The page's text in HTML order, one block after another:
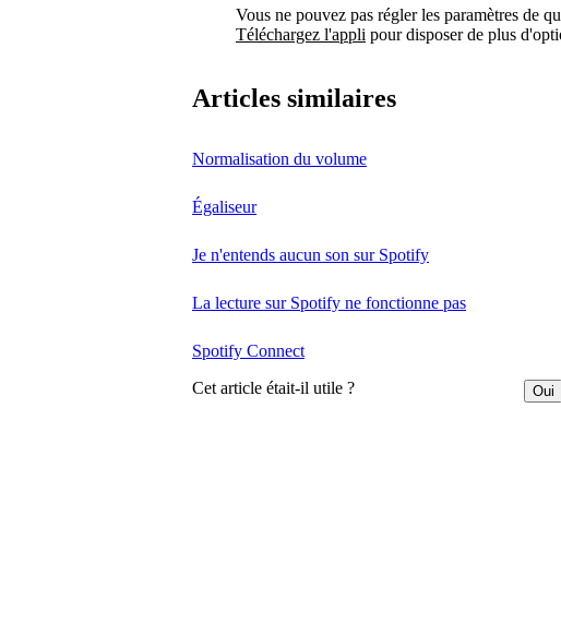
Vous ne pouvez pas régler les paramètres de
Téléchargez l'appli pour disposer de plus
Articles similaires
Normalisation du volume
Égaliseur
Je n'entends aucun son sur Spotify
La lecture sur Spotify ne fonctionne pas
Spotify Connect
Cet article était-il utile ? Oui